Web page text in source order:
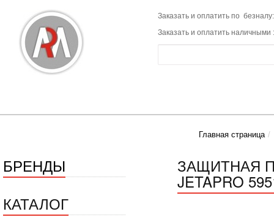
Заказать и оплатить по
Заказать и оплатить наличными
Главная страница
БРЕНДЫ
КАТАЛОГ
ЗАЩИТНАЯ
JETAPRO